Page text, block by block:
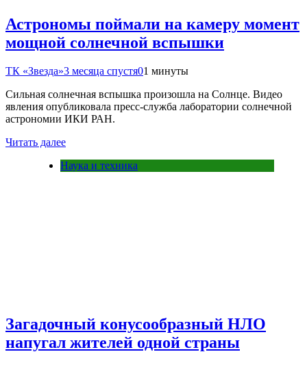
Астрономы поймали на камеру момент
мощной солнечной вспышки
ТК «Звезда»3 месяца спустя01 минуты
Сильная солнечная вспышка произошла на Солнце. Видео
явления опубликовала пресс-служба лаборатории солнечной
астрономии ИКИ РАН.
Читать далее
Наука и техника
Загадочный конусообразный НЛО
напугал жителей одной страны